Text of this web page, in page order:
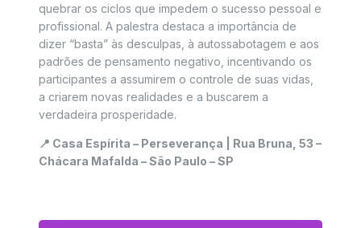
quebrar os ciclos que impedem o sucesso pessoal e
profissional. A palestra destaca a importância de
dizer “basta” às desculpas, à autossabotagem e aos
padrões de pensamento negativo, incentivando os
participantes a assumirem o controle de suas vidas,
a criarem novas realidades e a buscarem a
verdadeira prosperidade.
📍 Casa Espírita – Perseverança | Rua Bruna, 53 –
Chácara Mafalda – São Paulo – SP